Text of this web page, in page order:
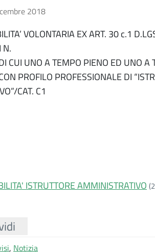
2018
VOLONTARIA EX ART. 30 c.1
N.
CUI UNO A TEMPO PIENO ED UNO
PROFILO PROFESSIONALE DI
CAT. C1
ISTRUTTORE AMMINISTRATIVO
, Notizia